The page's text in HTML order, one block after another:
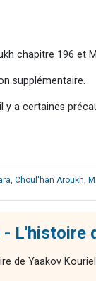
chapitre 196 et
supplémentaire.
y a certaines
Choul'han Aroukh
- L'histoire
de Yaakov